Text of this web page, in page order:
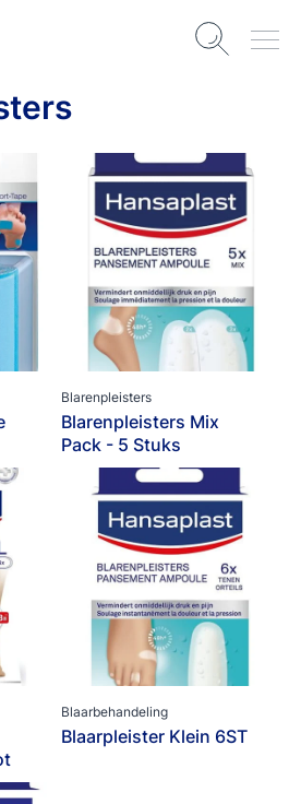
Blarenpleisters
Blarenpleisters Mix
Pack - 5 Stuks
Blaarbehandeling
Blaarpleister Klein 6ST